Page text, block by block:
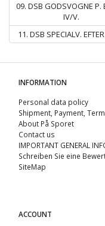
09. DSB GODSVOGNE P.
IV/V.
11. DSB SPECIALV.
INFORMATION
Personal data policy
Shipment, Payment,
About På Sporet
Contact us
IMPORTANT GENERAL
Schreiben Sie eine
SiteMap
ACCOUNT